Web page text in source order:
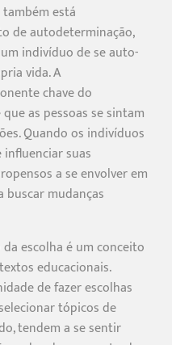
está
de autodeterminação,
indivíduo de se auto-
vida. A
chave do
as pessoas se sintam
Quando os indivíduos
suas
a se envolver em
mudanças
escolha é um conceito
educacionais.
de fazer escolhas
tópicos de
tendem a se sentir